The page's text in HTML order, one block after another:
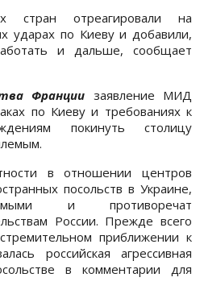
стран отреагировали на
ударах по Киеву и добавили,
и дальше, сообщает
Франции заявление МИД
по Киеву и требованиях к
покинуть столицу
в отношении центров
посольств в Украине,
и противоречат
России. Прежде всего
приближении к
российская агрессивная
в комментарии для